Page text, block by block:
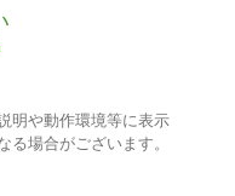
明や動作環境等に表示
る場合がございます。